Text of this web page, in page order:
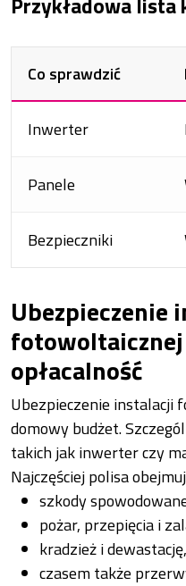
Co sprawdzić
Inwerter
Panele
Bezpieczniki
Ubezpieczenie
opłacalność
Ubezpieczenie instalacji
domowy budżet.
takich jak inwerter czy
Najczęściej polisa
szkody
pożar, przepięcia i
kradzież i dewastację,
czasem także